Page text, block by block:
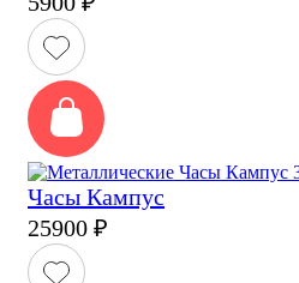
Часы Кампус
25900 ₽